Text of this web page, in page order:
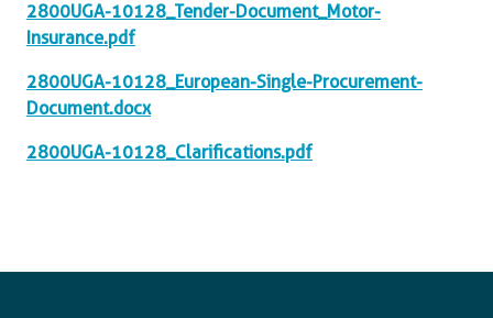
2800UGA-10128_Tender-Document_Motor-
Insurance.pdf
2800UGA-10128_European-Single-Procurement-
Document.docx
2800UGA-10128_Clarifications.pdf